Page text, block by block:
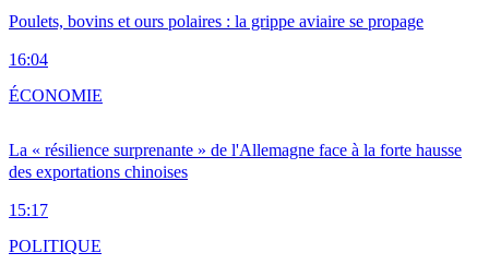
Poulets, bovins et ours polaires : la grippe aviaire se propage
16:04
La « résilience surprenante » de l'Allemagne face à la forte hausse
des exportations chinoises
15:17
ÉCONOMIE
POLITIQUE